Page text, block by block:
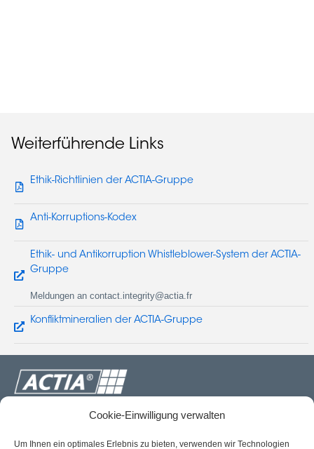
Cookie-Einwilligung verwalten
Um Ihnen ein optimales Erlebnis zu bieten, verwenden wir Technologien
Weiterführende Links
Ethik-Richtlinien der ACTIA-Gruppe
Anti-Korruptions-Kodex
Ethik- und Antikorruption Whistleblower-System der ACTIA-
Gruppe
Meldungen an contact.integrity@actia.fr
Konfliktmineralien der ACTIA-Gruppe
Ihr Elektronikpartner für Mobilität